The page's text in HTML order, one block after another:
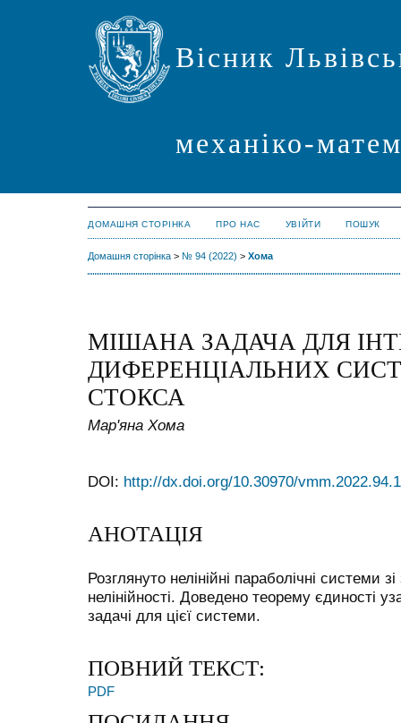
Вісник
механіко-
ДОМАШНЯ СТОРІНКА ПРО НАС УВІЙТИ ПОШУК
Домашня сторінка > № 94 (2022) > Хома
МІШАНА ЗАДАЧА ДЛЯ
ДИФЕРЕНЦІАЛЬНИХ
СТОКСА
Мар'яна Хома
DOI: http://dx.doi.org/10.30970/
АНОТАЦІЯ
Розглянуто нелінійні параболічні системи
нелінійності. Доведено теорему єдиності
задачі для цієї системи.
ПОВНИЙ ТЕКСТ:
PDF